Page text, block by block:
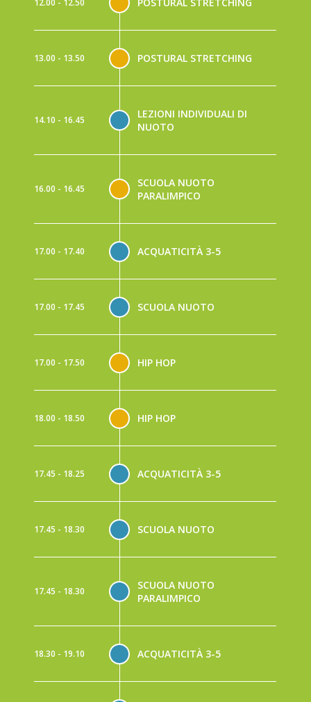
12.00 - 12.50
13.00 - 13.50 POSTURAL STRETCHING
14.10 - 16.45
LEZIONI INDIVIDUALI DI
NUOTO
16.00 - 16.45
SCUOLA NUOTO
PARALIMPICO
17.00 - 17.40 ACQUATICITÀ 3-5
17.00 - 17.45 SCUOLA NUOTO
17.00 - 17.50 HIP HOP
18.00 - 18.50 HIP HOP
17.45 - 18.25 ACQUATICITÀ 3-5
17.45 - 18.30 SCUOLA NUOTO
17.45 - 18.30
SCUOLA NUOTO
PARALIMPICO
18.30 - 19.10 ACQUATICITÀ 3-5